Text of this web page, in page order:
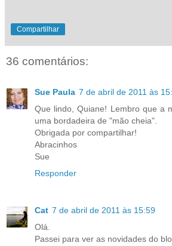
Compartilhar
36 comentários:
Sue Paula 7 de abril de 2011 às
Que lindo, Quiane! Lembro que a
uma bordadeira de "mão cheia".
Obrigada por compartilhar!
Abracinhos
Sue
Responder
Cat 7 de abril de 2011 às 15:59
Olá.
Passei para ver as novidades do